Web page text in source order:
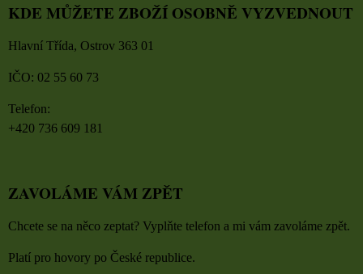
KDE MŮŽETE ZBOŽÍ OSOBNĚ VYZVEDNOUT
Hlavní Třída, Ostrov 363 01
IČO: 02 55 60 73
Telefon:
+420 736 609 181
ZAVOLÁME VÁM ZPĚT
Chcete se na něco zeptat? Vyplňte telefon a mi vám zavoláme zpět.
Platí pro hovory po České republice.